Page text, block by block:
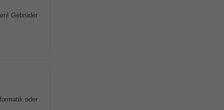
Gebrüder
oder